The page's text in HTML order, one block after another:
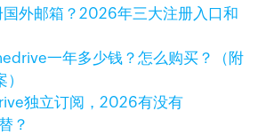
外邮箱？2026年三大注册入口和
一年多少钱？怎么购买？（附
独立订阅，2026有没有
？